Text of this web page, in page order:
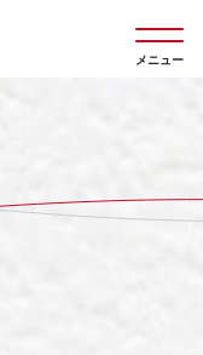
メニュー